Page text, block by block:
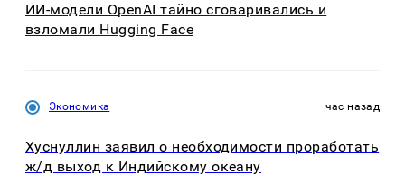
ИИ-модели OpenAI тайно сговаривались и
взломали Hugging Face
Экономика час назад
Хуснуллин заявил о необходимости проработать
ж/д выход к Индийскому океану